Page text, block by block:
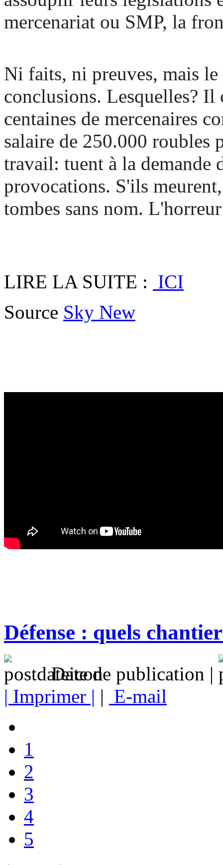
mercenariat ou SMP, la
Ni faits, ni preuves, mais
conclusions. Lesquelles?
centaines de mercenaires
salaire de 250.000 roubles
travail: tuent à la demande
provocations. S'ils
tombes sans nom.
LIRE LA SUITE : ICI
Source Sky New
Défense : quels
Date de publication |
| Imprimer | | E-mail
1
2
3
4
5